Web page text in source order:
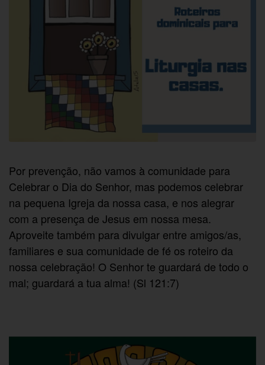
Por prevenção, não vamos à comunidade para
Celebrar o Dia do Senhor, mas podemos celebrar
na pequena Igreja da nossa casa, e nos alegrar
com a presença de Jesus em nossa mesa.
Aproveite também para divulgar entre amigos/as,
familiares e sua comunidade de fé os roteiro da
nossa celebração! O Senhor te guardará de todo o
mal; guardará a tua alma! (Sl 121:7)